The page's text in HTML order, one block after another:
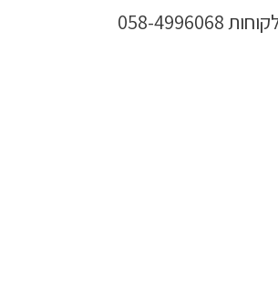
4996068